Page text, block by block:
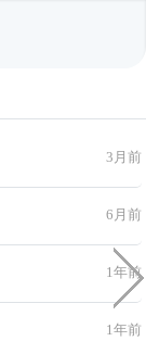
3月前
6月前
1年前
1年前